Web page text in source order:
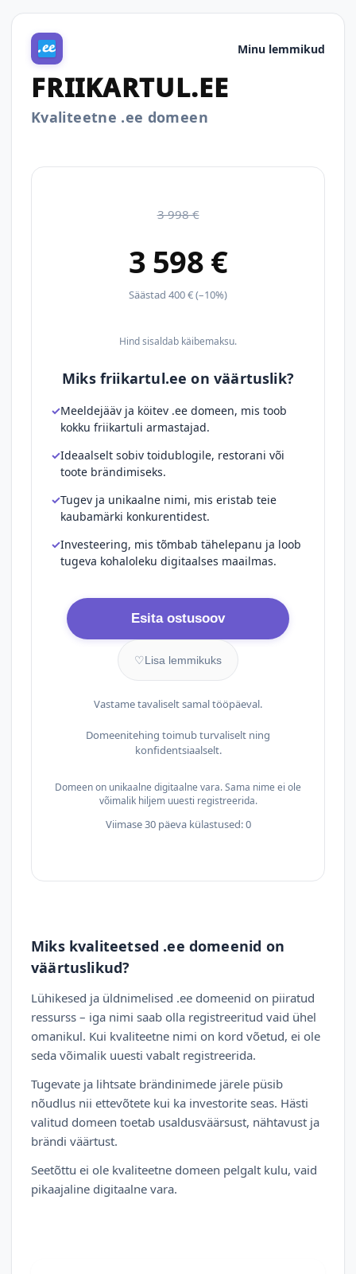
Minu lemmikud
FRIIKARTUL.EE
Kvaliteetne .ee domeen
3 998 €
3 598 €
Säästad 400 € (–10%)
Hind sisaldab käibemaksu.
Miks friikartul.ee on väärtuslik?
Meeldejääv ja köitev .ee domeen, mis toob
kokku friikartuli armastajad.
Ideaalselt sobiv toidublogile, restorani või
toote brändimiseks.
Tugev ja unikaalne nimi, mis eristab teie
kaubamärki konkurentidest.
Investeering, mis tõmbab tähelepanu ja loob
tugeva kohaloleku digitaalses maailmas.
Esita ostusoov
♡Lisa lemmikuks
Vastame tavaliselt samal tööpäeval.
Domeenitehing toimub turvaliselt ning
konfidentsiaalselt.
Domeen on unikaalne digitaalne vara. Sama nime ei ole
võimalik hiljem uuesti registreerida.
Viimase 30 päeva külastused: 0
Miks kvaliteetsed .ee domeenid on
väärtuslikud?
Lühikesed ja üldnimelised .ee domeenid on piiratud
ressurss – iga nimi saab olla registreeritud vaid ühel
omanikul. Kui kvaliteetne nimi on kord võetud, ei ole
seda võimalik uuesti vabalt registreerida.
Tugevate ja lihtsate brändinimede järele püsib
nõudlus nii ettevõtete kui ka investorite seas. Hästi
valitud domeen toetab usaldusväärsust, nähtavust ja
brändi väärtust.
Seetõttu ei ole kvaliteetne domeen pelgalt kulu, vaid
pikaajaline digitaalne vara.